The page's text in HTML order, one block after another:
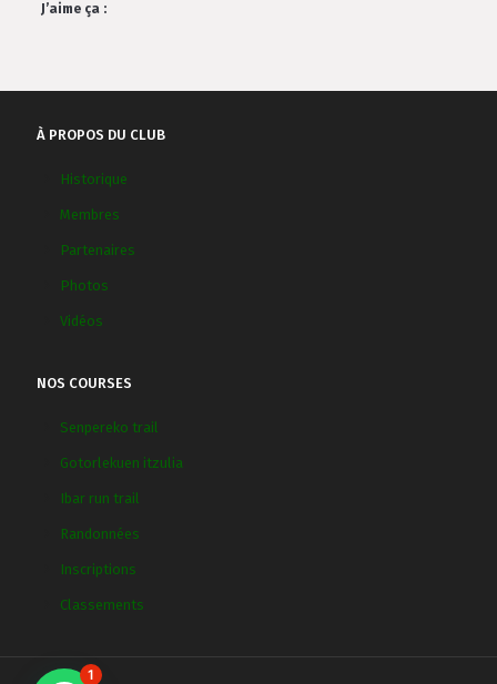
J’aime ça :
À PROPOS DU CLUB
Historique
Membres
Partenaires
Photos
Vidéos
NOS COURSES
Senpereko trail
Gotorlekuen itzulia
Ibar run trail
Randonnées
Inscriptions
Classements
1